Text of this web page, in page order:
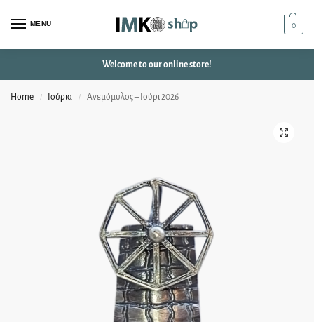
MENU 0
Welcome to our online store!
Home / Γούρια / Ανεμόμυλος – Γούρι 2026